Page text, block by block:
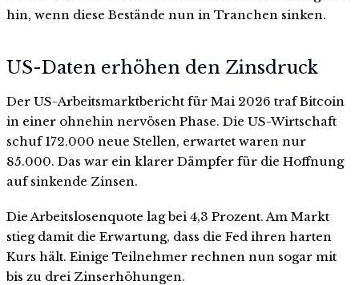
hin, wenn diese Bestände nun in Tranchen sinken.
US-Daten erhöhen den Zinsdruck
Der US-Arbeitsmarktbericht für Mai 2026 traf Bitcoin
in einer ohnehin nervösen Phase. Die US-Wirtschaft
schuf 172.000 neue Stellen, erwartet waren nur
85.000. Das war ein klarer Dämpfer für die Hoffnung
auf sinkende Zinsen.
Die Arbeitslosenquote lag bei 4,3 Prozent. Am Markt
stieg damit die Erwartung, dass die Fed ihren harten
Kurs hält. Einige Teilnehmer rechnen nun sogar mit
bis zu drei Zinserhöhungen.